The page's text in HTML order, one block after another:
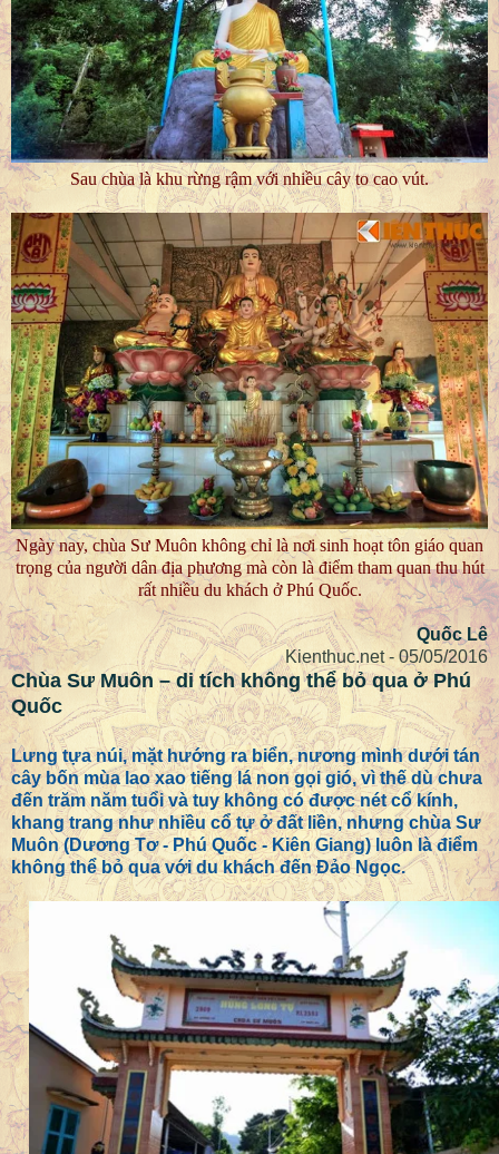
Sau chùa là khu rừng rậm với nhiều cây to cao vút.
Ngày nay, chùa Sư Muôn không chỉ là nơi sinh hoạt tôn giáo quan
trọng của người dân địa phương mà còn là điểm tham quan thu hút
rất nhiều du khách ở Phú Quốc.
Quốc Lê
Kienthuc.net - 05/05/2016
Chùa Sư Muôn – di tích không thể bỏ qua ở Phú
Quốc
Lưng tựa núi, mặt hướng ra biển, nương mình dưới tán
cây bốn mùa lao xao tiếng lá non gọi gió, vì thế dù chưa
đến trăm năm tuổi và tuy không có được nét cổ kính,
khang trang như nhiều cổ tự ở đất liền, nhưng chùa Sư
Muôn (Dương Tơ - Phú Quốc - Kiên Giang) luôn là điểm
không thể bỏ qua với du khách đến Đảo Ngọc.